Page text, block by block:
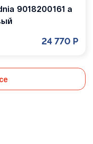
9018200161 a
24 770 Р